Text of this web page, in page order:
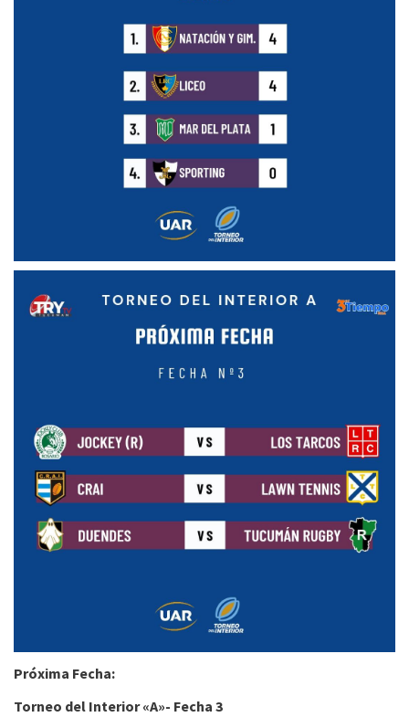
Próxima Fecha:
Torneo del Interior «A»- Fecha 3